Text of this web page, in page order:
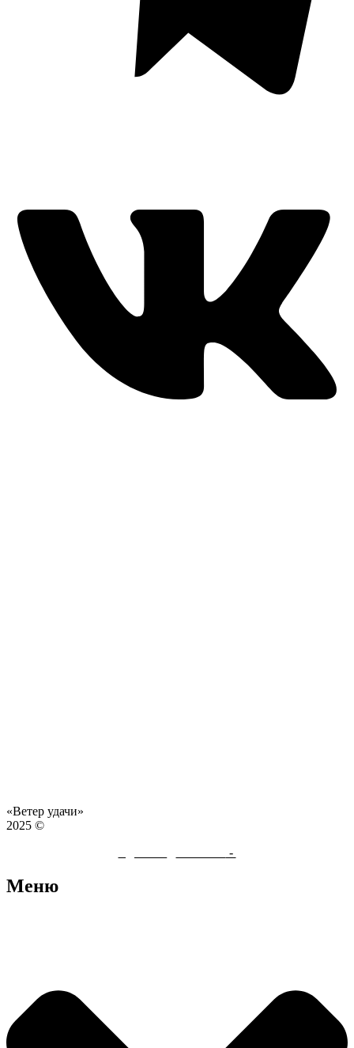
«Ветер удачи»
2025 ©
-
Меню